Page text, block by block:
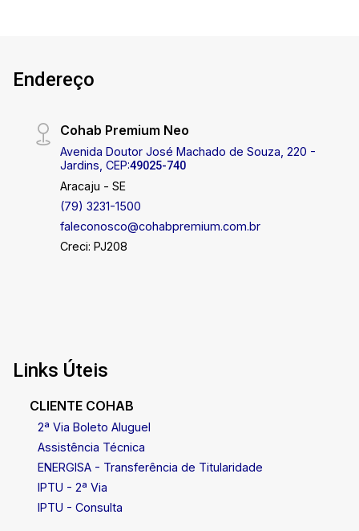
Endereço
Cohab Premium Neo
Avenida Doutor José Machado de Souza, 220 -
Jardins, CEP:49025-740
Aracaju - SE
(79) 3231-1500
faleconosco@cohabpremium.com.br
Creci: PJ208
Links Úteis
CLIENTE COHAB
2ª Via Boleto Aluguel
Assistência Técnica
ENERGISA - Transferência de Titularidade
IPTU - 2ª Via
IPTU - Consulta